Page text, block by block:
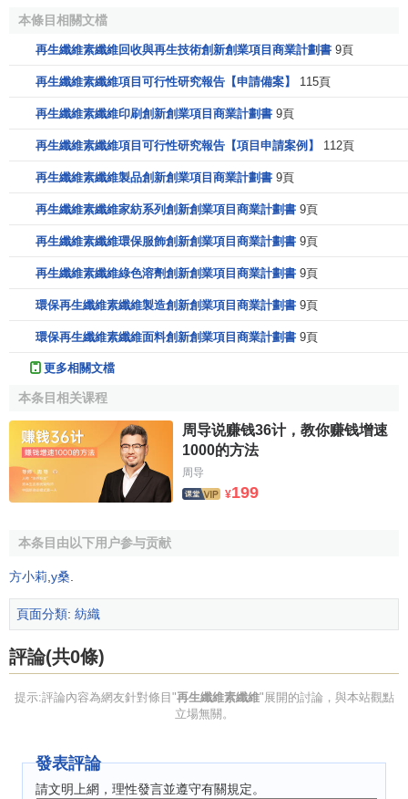
20世紀80年代，芬蘭NestedOy的研究小組發明瞭用液氨
製備纖維素氨基甲酸酯從而製備Cellca纖維素纖維的技術
中間產品。將乾態的纖維素氨基甲酸酯直接溶入氫氧化鈉
溶液中，形成紡絲所需的纖維素氨基甲酸酯溶液，並將其移
在低溫保護下，該溶液通過過濾、直空脫泡後在氮氣打壓及
計量泵抽吸作用下，由噴絲口噴出，進入酸凝固中沉澱出纖
時進入高溫稀鹼浴中再生，從而獲得纖維素氨基甲酸酯纖
維。
[3]
(1)吸濕性優良。在標準狀態下(20℃，R．H．65％)，粘
膠纖維的吸濕性為12％～14％，僅次於羊毛，而優於棉，大
粘膠纖維織物吸濕、透氣性優良，具有更好的穿著舒適性和
衛生性。粘膠纖維優良的吸濕|生還能減少或消除纖維和織物
在加工過程和服用過程因摩擦而產生的靜電，因而具有良好
的紡織加工性和服用性能。與合成纖維混紡可以
化染料、活性染料
牢固，色澤鮮艷。
(3)耐熱性良好。粘膠纖維具有較高的耐熱性，且優於
棉。因纖維素沒有熱塑性，當溫度升高時，不變軟，不粘
連。當溫度為100℃以下時，纖維強度不隨溫度的升高而降
(4)纖維大分子上的羥基易於發生多種化學反應，因此可
通過接枝等方法，對纖維進行改性，提高纖維的性能，並生
本條目相關文檔
再生纖維素纖維回收與再生技術創新創業項目商業計劃書 9頁
再生纖維素纖維項目可行性研究報告【申請備案】 115頁
再生纖維素纖維印刷創新創業項目商業計劃書 9頁
再生纖維素纖維項目可行性研究報告【項目申請案例】 112頁
再生纖維素纖維製品創新創業項目商業計劃書 9頁
再生纖維素纖維家紡系列創新創業項目商業計劃書 9頁
再生纖維素纖維環保服飾創新創業項目商業計劃書 9頁
再生纖維素纖維綠色溶劑創新創業項目商業計劃書 9頁
環保再生纖維素纖維製造創新創業項目商業計劃書 9頁
環保再生纖維素纖維面料創新創業項目商業計劃書 9頁
更多相關文檔
本条目相关课程
周导说赚钱36计，教你赚钱增速
1000的方法
周导
¥199
本条目由以下用户参与贡献
方小莉 y桑
頁面分類: 紡織
評論(共0條)
提示:評論內容為網友針對條目"再生纖維素纖維"展開的討論，與本站觀點
立場無關。
發表評論
請文明上網，理性發言並遵守有關規定。